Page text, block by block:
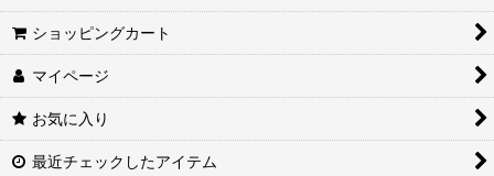
ショッピングカート
マイページ
お気に入り
最近チェックしたアイテム